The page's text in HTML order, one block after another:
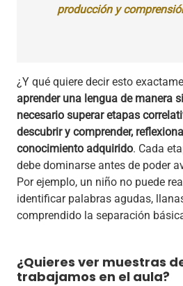
producción y
¿Y qué quiere decir esto
aprender una lengua de manera
necesario superar etapas
descubrir y comprender,
conocimiento adquirido. Cada
debe dominarse antes de poder
Por ejemplo, un niño no puede
identificar palabras agudas,
comprendido la separación
¿Quieres ver muestras
trabajamos en el aula?